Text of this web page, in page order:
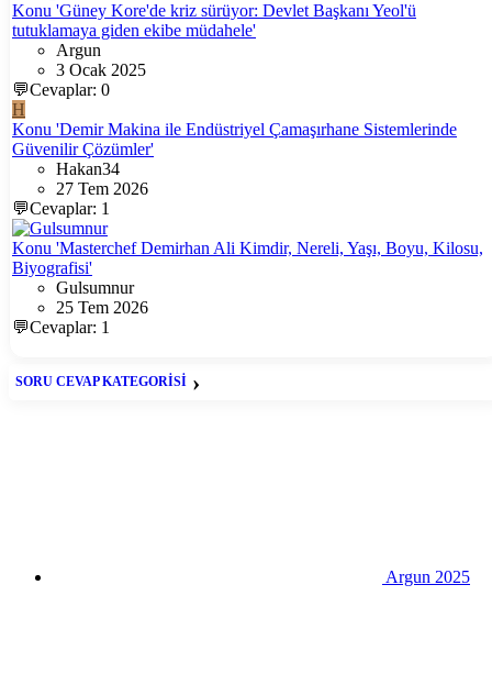
Konu 'Güney Kore'de kriz sürüyor: Devlet Başkanı Yeol'ü
tutuklamaya giden ekibe müdahele'
Argun
3 Ocak 2025
💬Cevaplar: 0
H
Konu 'Demir Makina ile Endüstriyel Çamaşırhane Sistemlerinde
Güvenilir Çözümler'
Hakan34
27 Tem 2026
💬Cevaplar: 1
Konu 'Masterchef Demirhan Ali Kimdir, Nereli, Yaşı, Boyu, Kilosu,
Biyografisi'
Gulsumnur
25 Tem 2026
💬Cevaplar: 1
SORU CEVAP KATEGORİSİ
Argun 2025